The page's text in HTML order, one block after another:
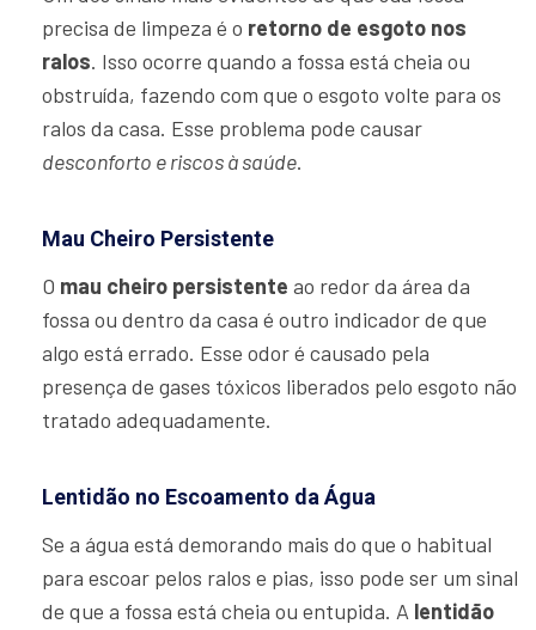
precisa de limpeza é o retorno de esgoto nos
ralos. Isso ocorre quando a fossa está cheia ou
obstruída, fazendo com que o esgoto volte para os
ralos da casa. Esse problema pode causar
desconforto e riscos à saúde.
Mau Cheiro Persistente
O mau cheiro persistente ao redor da área da
fossa ou dentro da casa é outro indicador de que
algo está errado. Esse odor é causado pela
presença de gases tóxicos liberados pelo esgoto não
tratado adequadamente.
Lentidão no Escoamento da Água
Se a água está demorando mais do que o habitual
para escoar pelos ralos e pias, isso pode ser um sinal
de que a fossa está cheia ou entupida. A lentidão